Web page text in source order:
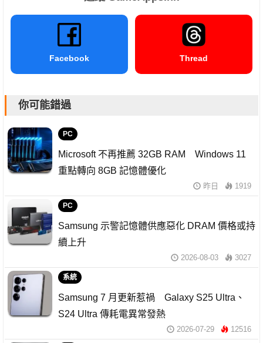
Facebook Thread
你可能錯過
PC
Microsoft 不再推薦 32GB RAM Windows 11
重點轉向 8GB 記憶體優化
昨日 1919
PC
Samsung 示警記憶體供應惡化 DRAM 價格或持
續上升
2026-08-03 3027
系統
Samsung 7 月更新惹禍 Galaxy S25 Ultra、
S24 Ultra 傳耗電異常發熱
2026-07-29 12516